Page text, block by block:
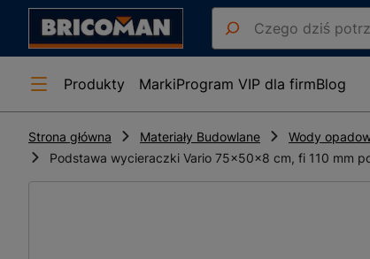
Produkty MarkiProgram VIP dla firmBlog
Strona główna Materiały Budowlane Wody
Podstawa wycieraczki Vario 75x50x8 cm, fi 110 mm